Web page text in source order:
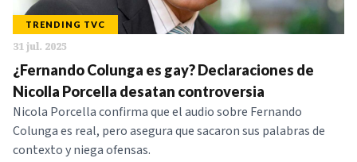
TRENDING TVC
31 jul. 2025
¿Fernando Colunga es gay? Declaraciones de
Nicolla Porcella desatan controversia
Nicola Porcella confirma que el audio sobre Fernando
Colunga es real, pero asegura que sacaron sus palabras de
contexto y niega ofensas.